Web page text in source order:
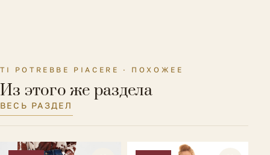
TI POTREBBE PIACERE · ПОХОЖЕЕ
Из этого же раздела
ВЕСЬ РАЗДЕЛ